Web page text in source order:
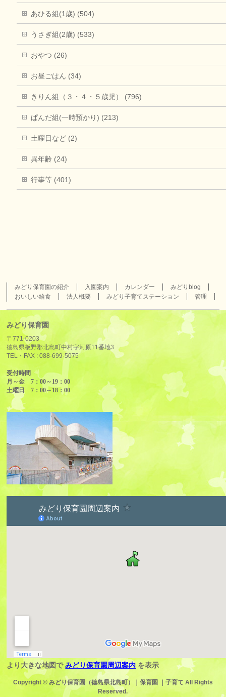
あひる組(1歳) (504)
うさぎ組(2歳) (533)
おやつ (26)
お昼ごはん (34)
きりん組（３・４・５歳児） (796)
ぱんだ組(一時預かり) (213)
土曜日など (2)
異年齢 (24)
行事等 (401)
みどり保育園の紹介 入園案内 カレンダー
みどりblog
おいしい給食
法人概要 みどり子育てステーション 管理
みどり保育園
〒771-0203
徳島県板野郡北島町中村字河原11番地3
TEL・FAX :088-699-5075
受付時間
月～金 7：00～19：00
土曜日 7：00～18：00
より大きな地図でみどり保育園周辺案内 を表示
Copyright © みどり保育園（徳島県北島町）｜保育園 ｜子育て All Rights
Reserved.